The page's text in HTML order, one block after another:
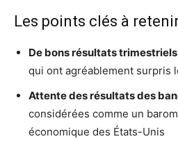
Les points clés à
De bons résultats
qui ont agréablement surpris
Attente des résultats des
considérées comme un
économique des États-Unis